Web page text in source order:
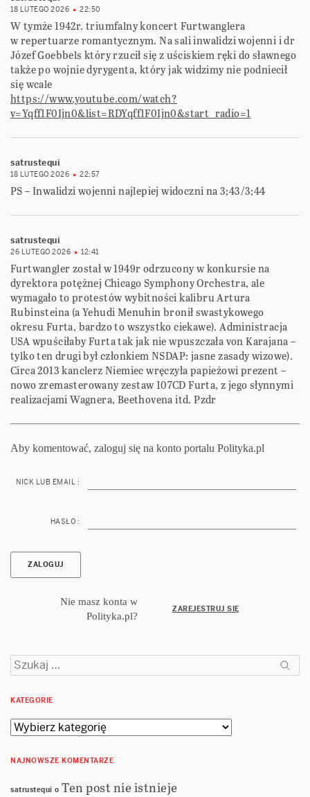
18 LUTEGO 2026 22:50
W tymże 1942r. triumfalny koncert Furtwanglera
w repertuarze romantycznym. Na sali inwalidzi wojenni i dr
Józef Goebbels który rzucił się z uściskiem ręki do sławnego
także po wojnie dyrygenta, który jak widzimy nie podniecił
się wcale
https://www.youtube.com/watch?
v=Yqff1F0Ijn0&list=RDYqff1F0Ijn0&start_radio=1
satrustequi
18 LUTEGO 2026 22:57
PS – Inwalidzi wojenni najlepiej widoczni na 3;43/3;44
satrustequi
26 LUTEGO 2026 12:41
Furtwangler został w 1949r odrzucony w konkursie na
dyrektora potężnej Chicago Symphony Orchestra, ale
wymagało to protestów wybitności kalibru Artura
Rubinsteina (a Yehudi Menuhin bronił swastykowego
okresu Furta, bardzo to wszystko ciekawe). Administracja
USA wpuściłaby Furta tak jak nie wpuszczała von Karajana –
tylko ten drugi był członkiem NSDAP: jasne zasady wizowe).
Circa 2013 kanclerz Niemiec wręczyła papieżowi prezent –
nowo zremasterowany zestaw 107CD Furta, z jego słynnymi
realizacjami Wagnera, Beethovena itd. Pzdr
Aby komentować, zaloguj się na konto portalu Polityka.pl
NICK LUB EMAIL :
HASŁO :
Nie masz konta w
Polityka.pl?
ZAREJESTRUJ SIĘ
Szukaj:
KATEGORIE
Kategorie
NAJNOWSZE KOMENTARZE
satrustequi o Ten post nie istnieje